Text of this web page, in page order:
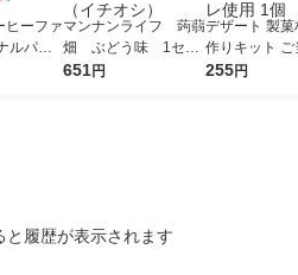
ヒーファ
ルパン
215g
マンナンライフ 蒟蒻
畑 ぶどう味 1セッ
ト（3袋） 蒟蒻ゼリ
651円
デザート 製菓
作りキット ご
だものフルー
255円
と履歴が表示されます